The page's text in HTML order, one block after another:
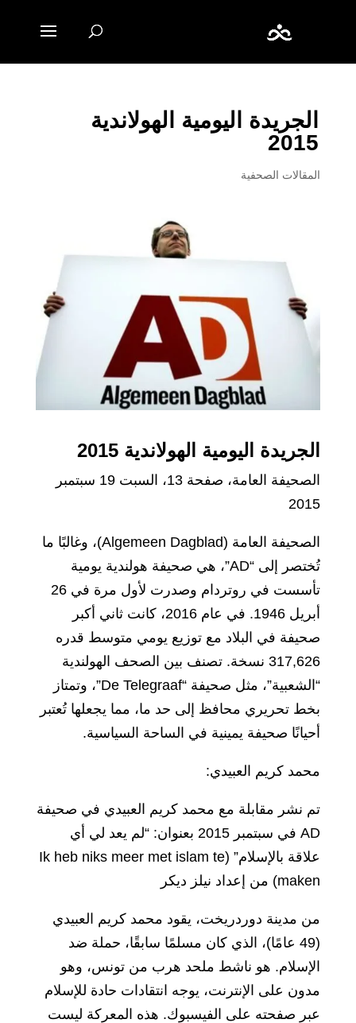
الجريدة اليومية الهولاندية
2015
المقالات الصحفية
الجريدة اليومية الهولاندية 2015
الصحيفة العامة، صفحة 13، السبت 19 سبتمبر
2015
الصحيفة العامة (Algemeen Dagblad)، وغالبًا ما
تُختصر إلى “AD”، هي صحيفة هولندية يومية
تأسست في روتردام وصدرت لأول مرة في 26
أبريل 1946. في عام 2016، كانت ثاني أكبر
صحيفة في البلاد مع توزيع يومي متوسط قدره
317,626 نسخة. تصنف بين الصحف الهولندية
“الشعبية”، مثل صحيفة “De Telegraaf”، وتمتاز
بخط تحريري محافظ إلى حد ما، مما يجعلها تُعتبر
أحيانًا صحيفة يمينية في الساحة السياسية.
محمد كريم العبيدي:
تم نشر مقابلة مع محمد كريم العبيدي في صحيفة
AD في سبتمبر 2015 بعنوان: “لم يعد لي أي
علاقة بالإسلام” (Ik heb niks meer met islam te
maken) من إعداد نيلز ديكر
من مدينة دوردريخت، يقود محمد كريم العبيدي
(49 عامًا)، الذي كان مسلمًا سابقًا، حملة ضد
الإسلام. هو ناشط ملحد هرب من تونس، وهو
مدون على الإنترنت، يوجه انتقادات حادة للإسلام
عبر صفحته على الفيسبوك. هذه المعركة ليست